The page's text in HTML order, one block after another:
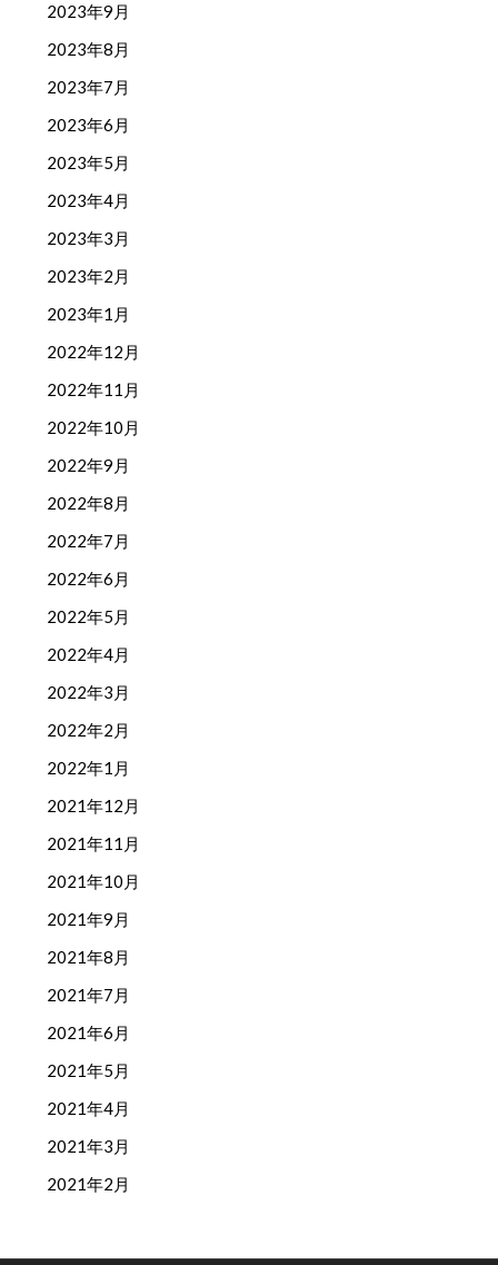
2023年9月
2023年8月
2023年7月
2023年6月
2023年5月
2023年4月
2023年3月
2023年2月
2023年1月
2022年12月
2022年11月
2022年10月
2022年9月
2022年8月
2022年7月
2022年6月
2022年5月
2022年4月
2022年3月
2022年2月
2022年1月
2021年12月
2021年11月
2021年10月
2021年9月
2021年8月
2021年7月
2021年6月
2021年5月
2021年4月
2021年3月
2021年2月